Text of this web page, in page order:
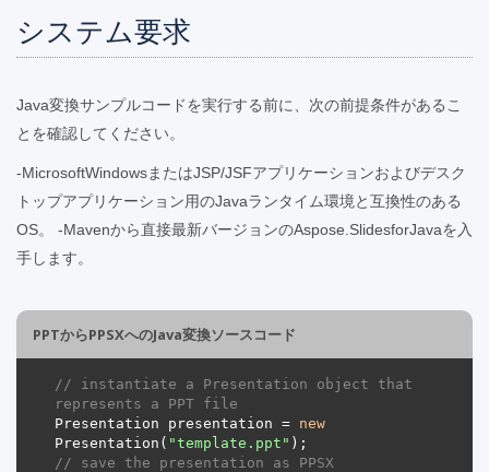
システム要求
Java変換サンプルコードを実行する前に、次の前提条件があるこ
とを確認してください。
-MicrosoftWindowsまたはJSP/JSFアプリケーションおよびデスク
トップアプリケーション用のJavaランタイム環境と互換性のある
OS。 -Mavenから直接最新バージョンのAspose.SlidesforJavaを入
手します。
PPTからPPSXへのJava変換ソースコード
// instantiate a Presentation object that
represents a PPT file
Presentation presentation = new
Presentation( "template.ppt"
// save the presentation as PPSX